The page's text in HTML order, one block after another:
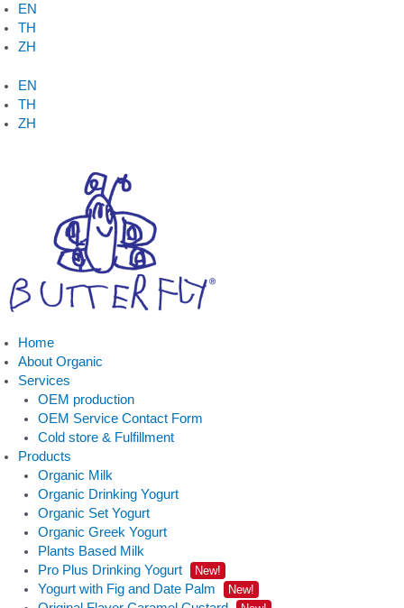
Skip
to
content
EN
TH
ZH
EN
TH
ZH
Home
About Organic
Services
OEM production
OEM Service Contact Form
Cold store & Fulfillment
Products
Organic Milk
Organic Drinking Yogurt
Organic Set Yogurt
Organic Greek Yogurt
Plants Based Milk
Pro Plus Drinking Yogurt
New!
Yogurt with Fig and Date Palm New!
น้ำนม
โค
ออร์แกนิ
พร่อง
มัน
เนย